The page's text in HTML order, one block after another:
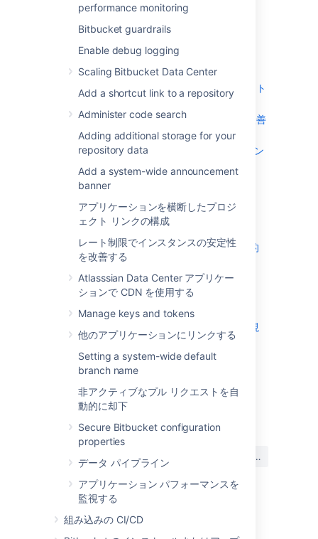
performance monitoring
Bitbucket guardrails
Enable debug logging
Scaling Bitbucket Data Center
Add a shortcut link to a repository
Administer code search
Adding additional storage for your
repository data
Add a system-wide announcement
banner
アプリケーションを横断したプロジ
ェクト リンクの構成
レート制限でインスタンスの安定性
を改善する
Atlasssian Data Center アプリケー
ションで CDN を使用する
Manage keys and tokens
他のアプリケーションにリンクする
Setting a system-wide default
branch name
非アクティブなプル リクエストを自
動的に却下
Secure Bitbucket configuration
properties
データ パイプライン
アプリケーション パフォーマンスを
監視する
組み込みの CI/CD
Administer code search
Adding additional storage for your
Add a system-wide announcement
banner
アプリケーションを横断したプロジェクト
レート制限でインスタンスの安定性を改善
する
Atlasssian Data Center アプリケーション
で CDN を使用する
Manage keys and tokens
Setting a system-wide default branch
name
非アクティブなプル リクエストを自動的
に却下
Secure Bitbucket configuration
properties
データ パイプライン
アプリケーション パフォーマンスを監視
する
最終更新日: 2023 年 10 月 5 日
この内容はお役に立ちました
いいえ
このセクションの項目